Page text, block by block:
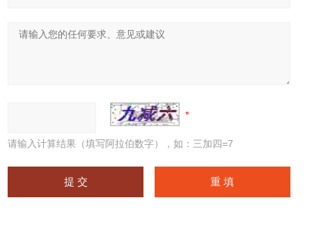
请输入计算结果（填写阿拉伯数字），如：三加四=7